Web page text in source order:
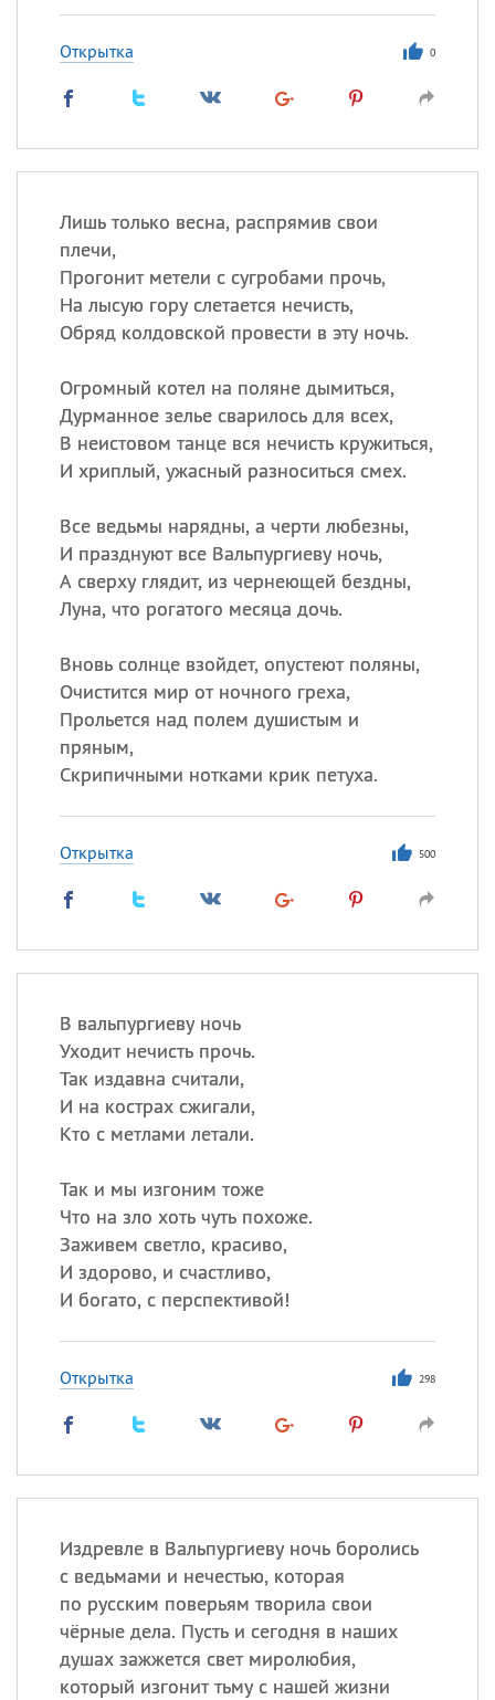
Открытка 0
Лишь только весна, распрямив свои
плечи,
Прогонит метели с сугробами прочь,
На лысую гору слетается нечисть,
Обряд колдовской провести в эту ночь.
Огромный котел на поляне дымиться,
Дурманное зелье сварилось для всех,
В неистовом танце вся нечисть кружиться,
И хриплый, ужасный разноситься смех.
Все ведьмы нарядны, а черти любезны,
И празднуют все Вальпургиеву ночь,
А сверху глядит, из чернеющей бездны,
Луна, что рогатого месяца дочь.
Вновь солнце взойдет, опустеют поляны,
Очистится мир от ночного греха,
Прольется над полем душистым и
пряным,
Скрипичными нотками крик петуха.
Открытка 500
В вальпургиеву ночь
Уходит нечисть прочь.
Так издавна считали,
И на кострах сжигали,
Кто с метлами летали.
Так и мы изгоним тоже
Что на зло хоть чуть похоже.
Заживем светло, красиво,
И здорово, и счастливо,
И богато, с перспективой!
Открытка 298
Издревле в Вальпургиеву ночь боролись
с ведьмами и нечестью, которая
по русским поверьям творила свои
чёрные дела. Пусть и сегодня в наших
душах зажжется свет миролюбия,
который изгонит тьму с нашей жизни